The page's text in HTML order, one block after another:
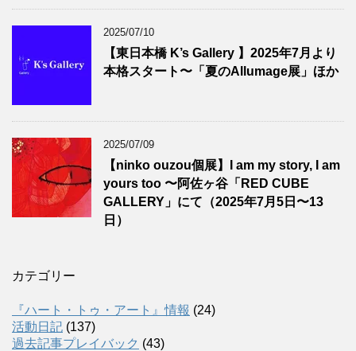
2025/07/10
【東日本橋 K’s Gallery 】2025年7月より
本格スタート〜「夏のAllumage展」ほか
2025/07/09
【ninko ouzou個展】I am my story, I am
yours too 〜阿佐ヶ谷「RED CUBE
GALLERY」にて（2025年7月5日〜13
日）
カテゴリー
『ハート・トゥ・アート』情報 (24)
活動日記 (137)
過去記事プレイバック (43)